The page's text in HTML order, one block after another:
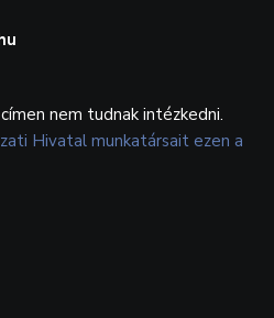
nem tudnak intézkedni.
Hivatal munkatársait ezen a